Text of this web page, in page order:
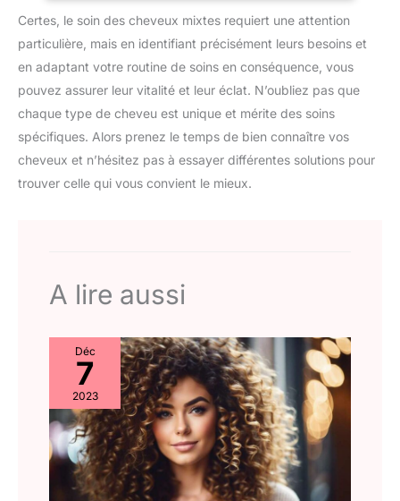
Lavage à la main à l'eau froide
ou lavage en machine/cycle
délicat. ensuite, placez-le dans
un endroit frais et attendez qu'il
problème de qualité ou si vous
de nuit en satin que vous avez
acheté, n'hésitez pas à nous
certainement une solution
l’oreiller. 【Utilisation Polyvalente】Que ce soit pour dormir, les
bonnet est un accessoire pratique au quotidien.
Certes, le soin des cheveux mixtes requiert une attention
particulière, mais en identifiant précisément leurs besoins et
en adaptant votre routine de soins en conséquence, vous
pouvez assurer leur vitalité et leur éclat. N’oubliez pas que
chaque type de cheveu est unique et mérite des soins
spécifiques. Alors prenez le temps de bien connaître vos
cheveux et n’hésitez pas à essayer différentes solutions pour
trouver celle qui vous convient le mieux.
A lire aussi
Déc
7
2023